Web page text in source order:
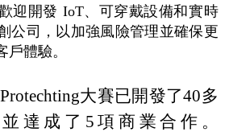
迎開發 IoT、可穿戴設備和實時
公司，以加強風險管理並確保更
體驗。
大賽已開發了40多
達成了5項商業合作。